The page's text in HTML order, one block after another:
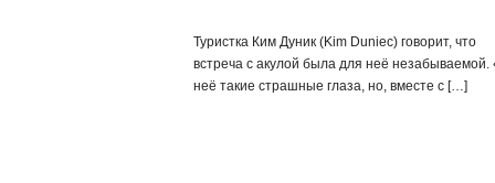
Туристка Ким Дуник (Kim Duniec) говорит, что
встреча с акулой была для неё незабываемой.
неё такие страшные глаза, но, вместе с […]